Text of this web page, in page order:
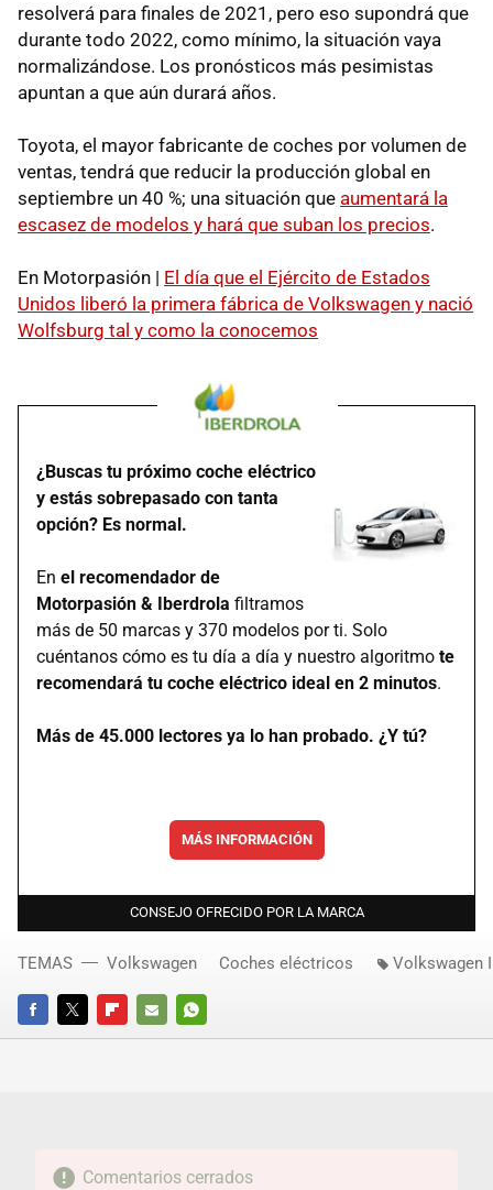
resolverá para finales de 2021, pero eso supondrá que
durante todo 2022, como mínimo, la situación vaya
normalizándose. Los pronósticos más pesimistas
apuntan a que aún durará años.
Toyota, el mayor fabricante de coches por volumen de
ventas, tendrá que reducir la producción global en
septiembre un 40 %; una situación que aumentará la
escasez de modelos y hará que suban los precios.
En Motorpasión | El día que el Ejército de Estados
Unidos liberó la primera fábrica de Volkswagen y nació
Wolfsburg tal y como la conocemos
¿Buscas tu próximo coche eléctrico
y estás sobrepasado con tanta
opción? Es normal.
En el recomendador de
Motorpasión & Iberdrola filtramos
más de 50 marcas y 370 modelos por ti. Solo
cuéntanos cómo es tu día a día y nuestro algoritmo te
recomendará tu coche eléctrico ideal en 2 minutos.
Más de 45.000 lectores ya lo han probado. ¿Y tú?
MÁS INFORMACIÓN
CONSEJO OFRECIDO POR LA MARCA
FACEBOOKTWITTERFLIPBOARD
E-
WHATSAPP
TEMAS Volkswagen Coches eléctricos Volkswagen
Comentarios cerrados